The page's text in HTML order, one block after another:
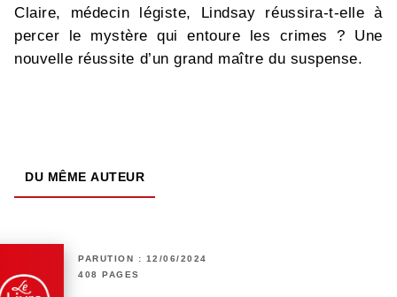
Claire, médecin légiste, Lindsay réussira-t-elle à
percer le mystère qui entoure les crimes ? Une
nouvelle réussite d’un grand maître du suspense.
DU MÊME AUTEUR
PARUTION : 12/06/2024
408 PAGES